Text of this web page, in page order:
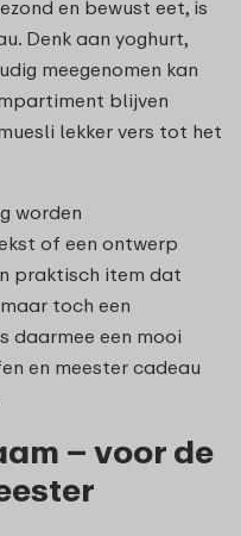
en bewust eet, is
Denk aan yoghurt,
meegenomen kan
blijven
lekker vers tot het
worden
of een ontwerp
praktisch item dat
toch een
daarmee een mooi
en meester cadeau
– voor de